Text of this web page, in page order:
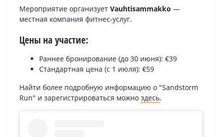
Мероприятие организует Vauhtisammakko —
местная компания фитнес-услуг.
Цены на участие:
Раннее бронирование (до 30 июня): €39
Стандартная цена (с 1 июля): €59
Найти более подробную информацию о "Sandstorm
Run" и зарегистрироваться можно здесь.